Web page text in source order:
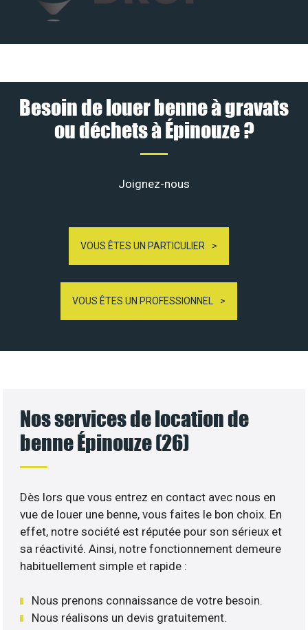
Besoin de louer benne à gravats
ou déchets à Épinouze ?
Joignez-nous
VOUS ÊTES UN PARTICULIER
VOUS ÊTES UN PROFESSIONNEL
Nos services de location de
benne Épinouze (26)
Dès lors que vous entrez en contact avec nous en
vue de louer une benne, vous faites le bon choix. En
effet, notre société est réputée pour son sérieux et
sa réactivité. Ainsi, notre fonctionnement demeure
habituellement simple et rapide :
Nous prenons connaissance de votre besoin.
Nous réalisons un devis gratuitement.